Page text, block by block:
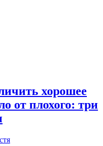
хорошее
от плохого: три